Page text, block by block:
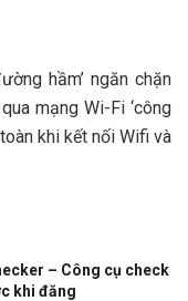
hầm’ ngăn chặn
mạng Wi-Fi ‘công
khi kết nối Wifi và
– Công cụ check
khi đăng